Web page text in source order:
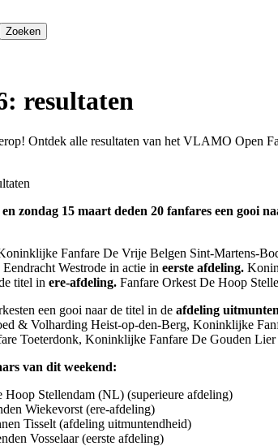
resultaten
Ontdek alle resultaten van het VLAMO Open
zondag 15 maart deden 20 fanfares een
Fanfare De Vrije Belgen Sint-Martens-
Westrode in actie in eerste afdeling.
titel in ere-afdeling. Fanfare Orkest De Hoop
een gooi naar de titel in de afdeling
& Volharding Heist-op-den-Berg, Koninklijke
Toeterdonk, Koninklijke Fanfare De Gouden
van dit weekend:
Hoop Stellendam (NL) (superieure afdeling)
Wiekevorst (ere-afdeling)
Tisselt (afdeling uitmuntendheid)
Vosselaar (eerste afdeling)